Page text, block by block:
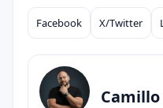
Compartilhar
Facebook X/Twitter